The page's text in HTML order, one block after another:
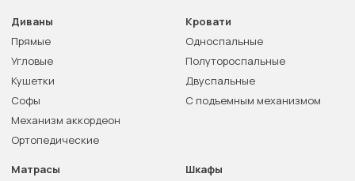
Диваны
Прямые
Угловые
Кушетки
Софы
Механизм аккордеон
Ортопедические
Кровати
Односпальные
Полутороспальные
Двуспальные
С подъемным механизмом
Матрасы
Шкафы